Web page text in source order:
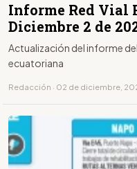
Informe Red Vial
Diciembre 2 de
Actualización del informe
ecuatoriana
Redacción · 02 de diciembre,